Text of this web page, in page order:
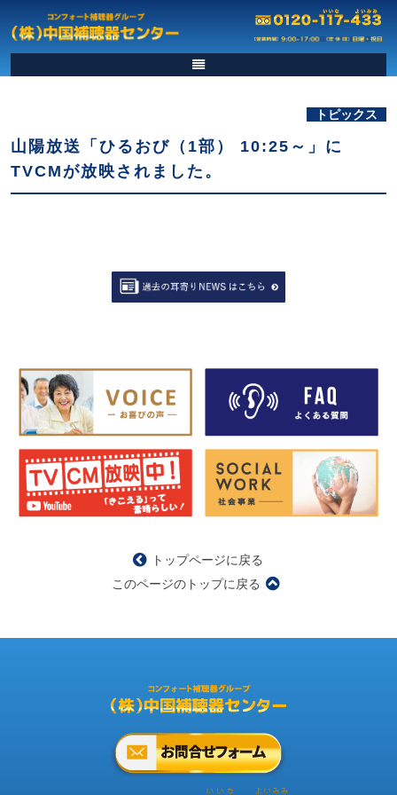
トピックス
山陽放送「ひるおび（1部） 10:25～」に
TVCMが放映されました。
トップページに戻る
このページのトップに戻る